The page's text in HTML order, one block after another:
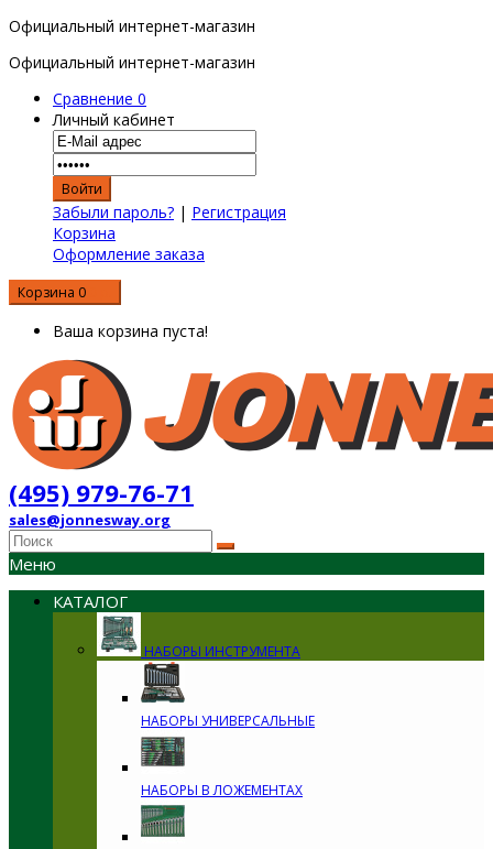
Официальный интернет-магазин
Официальный интернет-магазин
Сравнение 0
Личный кабинет
Забыли пароль? | Регистрация
Корзина
Оформление заказа
Корзина 0
Ваша корзина пуста!
(495) 979-76-71
sales@jonnesway.org
Меню
КАТАЛОГ
НАБОРЫ ИНСТРУМЕНТА
НАБОРЫ УНИВЕРСАЛЬНЫЕ
НАБОРЫ В ЛОЖЕМЕНТАХ